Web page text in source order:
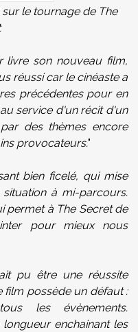
le tournage de The
livre son nouveau film,
réussi car le cinéaste a
précédentes pour en
service d'un récit d'un
des thèmes encore
provocateurs."
bien ficelé, qui mise
à mi-parcours.
permet à The Secret de
pour mieux nous
pu être une réussite
film possède un défaut :
les évènements.
enchainant les